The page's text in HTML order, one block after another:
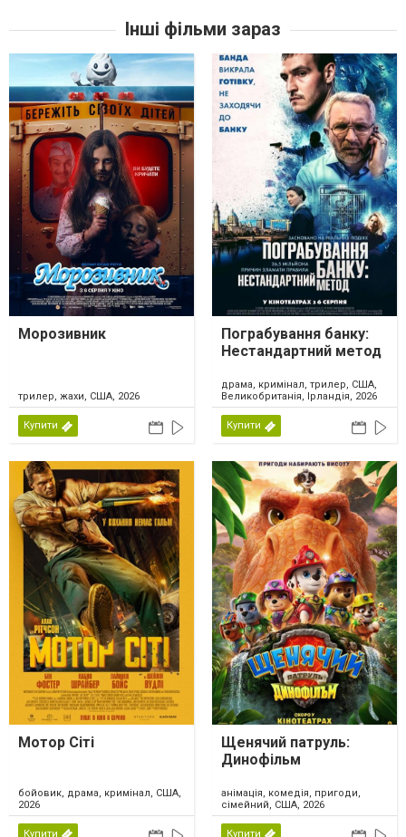
Інші фільми зараз
Морозивник
трилер, жахи, США, 2026
Купити
Пограбування банку:
Нестандартний метод
драма, кримінал, трилер, США,
Великобританія, Ірландія, 2026
Купити
Мотор Сіті
бойовик, драма, кримінал, США,
2026
Купити
Щенячий патруль:
Динофільм
анімація, комедія, пригоди,
сімейний, США, 2026
Купити